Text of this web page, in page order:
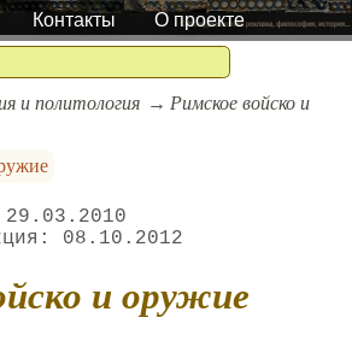
Контакты О проекте
и политология
Римское войско и
29.03.2010
08.10.2012
и оружие